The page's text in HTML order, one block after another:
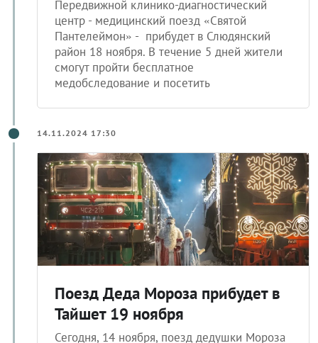
Передвижной клинико-диагностический
центр - медицинский поезд «Святой
Пантелеймон» - прибудет в Слюдянский
район 18 ноября. В течение 5 дней жители
смогут пройти бесплатное
медобследование и посетить
14.11.2024 17:30
Поезд Деда Мороза прибудет в
Тайшет 19 ноября
Сегодня, 14 ноября, поезд дедушки Мороза